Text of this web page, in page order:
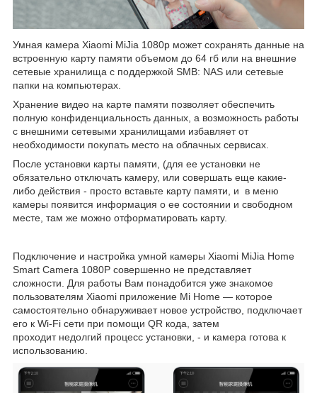
Умная камера Xiaomi MiJia 1080p может сохранять данные на
встроенную карту памяти объемом до 64 гб или на внешние
сетевые хранилища с поддержкой SMB: NAS или сетевые
папки на компьютерах.
Хранение видео на карте памяти позволяет обеспечить
полную конфиденциальность данных, а возможность работы
с внешними сетевыми хранилищами избавляет от
необходимости покупать место на облачных сервисах.
После установки карты памяти, (для ее установки не
обязательно отключать камеру, или совершать еще какие-
либо действия - просто вставьте карту памяти, и в меню
камеры появится информация о ее состоянии и свободном
месте, там же можно отформатировать карту.
Подключение и настройка умной камеры Xiaomi MiJia Home
Smart Camera 1080P совершенно не представляет
сложности. Для работы Вам понадобится уже знакомое
пользователям Xiaomi приложение Mi Home — которое
самостоятельно обнаруживает новое устройство, подключает
его к Wi-Fi сети при помощи QR кода, затем
проходит недолгий процесс установки, - и камера готова к
использованию.